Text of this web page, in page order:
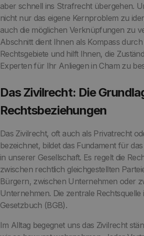
aber schnell ins Strafrecht übergehen.
nicht nur das eigene Kernproblem zu
auch die möglichen Verknüpfungen zu
Abschnitt dient Ihnen als Kompass durch
Rechtsgebiete und hilft Ihnen, die
Experten für Ihr Anliegen in Cham zu
Das Zivilrecht: Die
Rechtsbeziehungen
Das Zivilrecht, oft auch als Privatrecht
bezeichnet, bildet das Fundament für
in unserer Gesellschaft. Es regelt die
zwischen rechtlich gleichgestellten
Bürgern, zwischen Unternehmen oder
Unternehmen. Die zentrale Rechtsquelle
Gesetzbuch (BGB).
Im Alltag begegnet uns das Zivilrecht